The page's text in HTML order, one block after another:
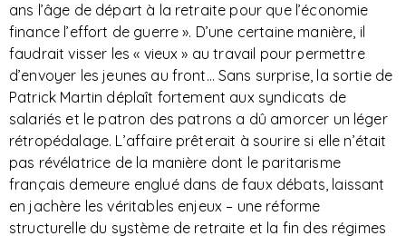
ans l’âge de départ à la retraite pour que l’économie
finance l’effort de guerre ». D’une certaine manière, il
faudrait visser les « vieux » au travail pour permettre
d’envoyer les jeunes au front… Sans surprise, la sortie de
Patrick Martin déplaît fortement aux syndicats de
salariés et le patron des patrons a dû amorcer un léger
rétropédalage. L’affaire prêterait à sourire si elle n’était
pas révélatrice de la manière dont le paritarisme
français demeure englué dans de faux débats, laissant
en jachère les véritables enjeux – une réforme
structurelle du système de retraite et la fin des régimes